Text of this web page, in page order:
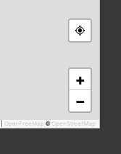
+
−
OpenFreeMap © OpenStreetMap